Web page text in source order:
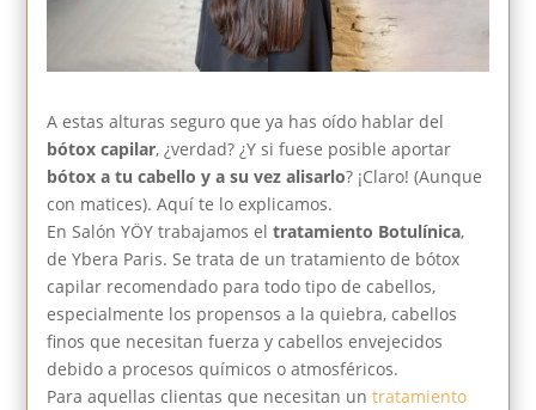
A estas alturas seguro que ya has oído hablar del
bótox capilar, ¿verdad? ¿Y si fuese posible aportar
bótox a tu cabello y a su vez alisarlo? ¡Claro! (Aunque
con matices). Aquí te lo explicamos.
En Salón YÖY trabajamos eltratamiento Botulínica,
de Ybera Paris. Se trata de un tratamiento de bótox
capilar recomendado para todo tipo de cabellos,
especialmente los propensos a la quiebra, cabellos
finos que necesitan fuerza y cabellos envejecidos
debido a procesos químicos o atmosféricos.
Para aquellas clientas que necesitan un tratamiento